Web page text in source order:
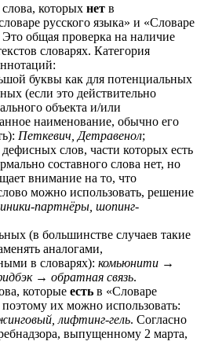
которых нет в
русского языка» и «Словаре
общая проверка на наличие
словарях. Категория
буквы как для потенциальных
(если это действительно
объекта и/или
наименование, обычно его
Петкевич, Детравенол;
слов, части которых есть
составного слова нет, но
внимание на то, что
можно использовать, решение
партнёры, шопинг-
(в большинстве случаев такие
аналогами,
в словарях): комьюнити →
→ обратная связь.
которые есть в «Словаре
их можно использовать:
лифтинг-гель. Согласно
выпущенному 2 марта,